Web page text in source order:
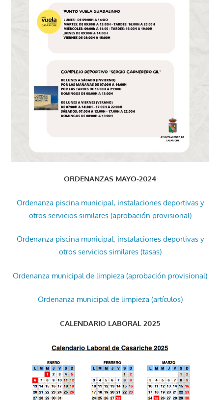
ORDENANZAS MAYO-2024
Ordenanza piscina municipal, instalaciones deportivas y
otros servicios similares (aprobación provisional)
Ordenanza piscina municipal, instalaciones deportivas y
otros servicios similares (tasas)
Ordenanza municipal de limpieza (aprobación provisional)
Ordenanza municipal de limpieza (artículos)
CALENDARIO LABORAL 2025